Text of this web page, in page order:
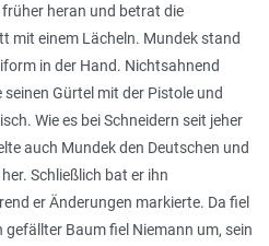
heran und betrat die
mit einem Lächeln. Mundek stand
in der Hand. Nichtsahnend
seinen Gürtel mit der Pistole und
Wie es bei Schneidern seit jeher
auch Mundek den Deutschen und
Schließlich bat er ihn
er Änderungen markierte. Da fiel
gefällter Baum fiel Niemann um, sein